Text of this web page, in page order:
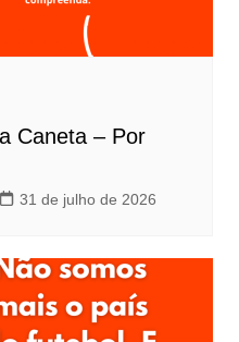
Caneta – Por
31 de julho de 2026